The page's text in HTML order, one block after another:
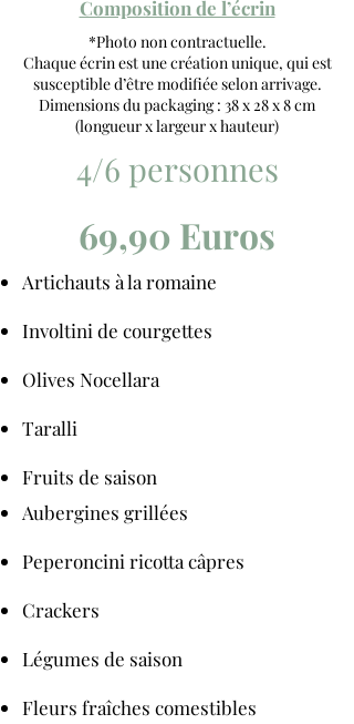
Composition de l’écrin
*Photo non contractuelle.
Chaque écrin est une création unique, qui est
susceptible d’être modifiée selon arrivage.
Dimensions du packaging : 38 x 28 x 8 cm
(longueur x largeur x hauteur)
4/6 personnes
69,90 Euros
Artichauts à la romaine
Involtini de courgettes
Olives Nocellara
Taralli
Fruits de saison
Aubergines grillées
Peperoncini ricotta câpres
Crackers
Légumes de saison
Fleurs fraîches comestibles